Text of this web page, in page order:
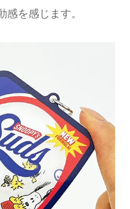
を感じます。